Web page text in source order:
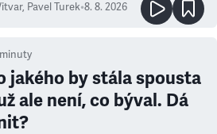
, Pavel Turek•8. 8. 2026
minuty
jakého by stála spousta
ale není, co býval. Dá